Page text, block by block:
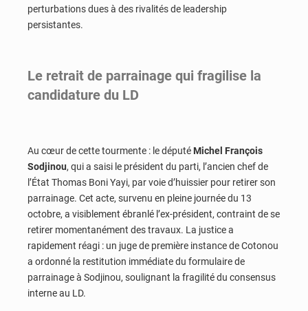
perturbations dues à des rivalités de leadership
persistantes.
Le retrait de parrainage qui fragilise la
candidature du LD
Au cœur de cette tourmente : le député Michel François
Sodjinou, qui a saisi le président du parti, l’ancien chef de
l’État Thomas Boni Yayi, par voie d’huissier pour retirer son
parrainage. Cet acte, survenu en pleine journée du 13
octobre, a visiblement ébranlé l’ex-président, contraint de se
retirer momentanément des travaux. La justice a
rapidement réagi : un juge de première instance de Cotonou
a ordonné la restitution immédiate du formulaire de
parrainage à Sodjinou, soulignant la fragilité du consensus
interne au LD.